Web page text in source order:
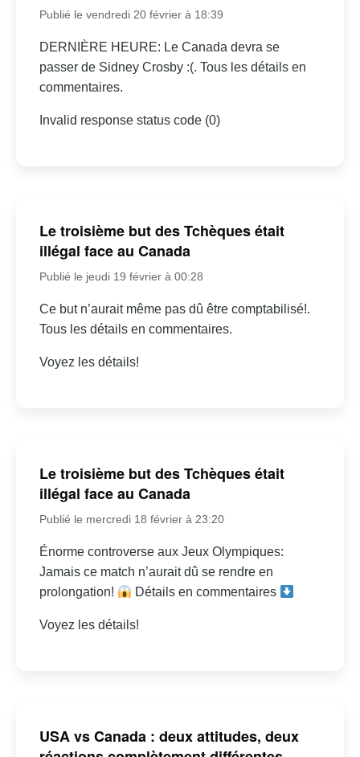
Publié le vendredi 20 février à 18:39
DERNIÈRE HEURE: Le Canada devra se
passer de Sidney Crosby :(. Tous les détails en
commentaires.
Invalid response status code (0)
Le troisième but des Tchèques était
illégal face au Canada
Publié le jeudi 19 février à 00:28
Ce but n’aurait même pas dû être comptabilisé!.
Tous les détails en commentaires.
Voyez les détails!
Le troisième but des Tchèques était
illégal face au Canada
Publié le mercredi 18 février à 23:20
Énorme controverse aux Jeux Olympiques:
Jamais ce match n’aurait dû se rendre en
prolongation!
Détails en commentaires
Voyez les détails!
USA vs Canada : deux attitudes, deux